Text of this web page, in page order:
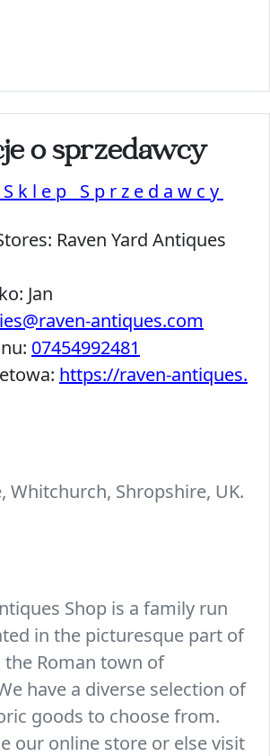
o sprzedawcy
Sprzedawcy
Raven Yard Antiques
Jan
antiques.com
07454992481
https://raven-antiques.
Whitchurch, Shropshire, UK.
Shop is a family run
in the picturesque part of
the Roman town of
have a diverse selection of
goods to choose from.
our online store or else visit